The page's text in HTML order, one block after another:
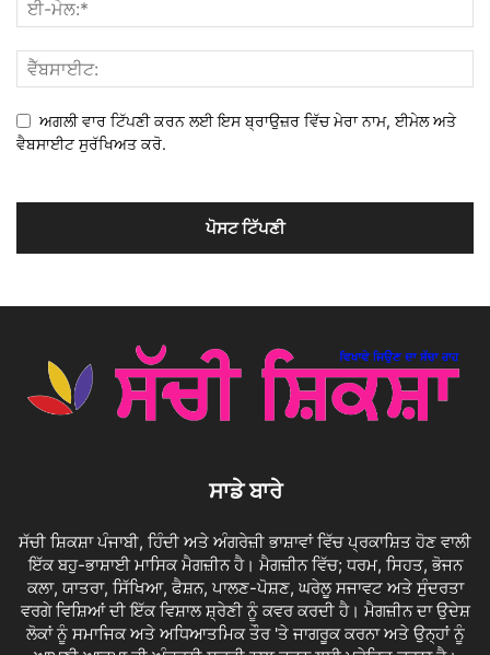
ਅਗਲੀ ਵਾਰ ਟਿੱਪਣੀ ਕਰਨ ਲਈ ਇਸ ਬ੍ਰਾਉਜ਼ਰ ਵਿੱਚ ਮੇਰਾ ਨਾਮ, ਈਮੇਲ ਅਤੇ
ਵੈਬਸਾਈਟ ਸੁਰੱਖਿਅਤ ਕਰੋ.
ਸਾਡੇ ਬਾਰੇ
ਸੱਚੀ ਸ਼ਿਕਸ਼ਾ ਪੰਜਾਬੀ, ਹਿੰਦੀ ਅਤੇ ਅੰਗਰੇਜ਼ੀ ਭਾਸ਼ਾਵਾਂ ਵਿੱਚ ਪ੍ਰਕਾਸ਼ਿਤ ਹੋਣ ਵਾਲੀ
ਇੱਕ ਬਹੁ-ਭਾਸ਼ਾਈ ਮਾਸਿਕ ਮੈਗਜ਼ੀਨ ਹੈ। ਮੈਗਜ਼ੀਨ ਵਿੱਚ; ਧਰਮ, ਸਿਹਤ, ਭੋਜਨ
ਕਲਾ, ਯਾਤਰਾ, ਸਿੱਖਿਆ, ਫੈਸ਼ਨ, ਪਾਲਣ-ਪੋਸ਼ਣ, ਘਰੇਲੂ ਸਜਾਵਟ ਅਤੇ ਸੁੰਦਰਤਾ
ਵਰਗੇ ਵਿਸ਼ਿਆਂ ਦੀ ਇੱਕ ਵਿਸ਼ਾਲ ਸ਼੍ਰੇਣੀ ਨੂੰ ਕਵਰ ਕਰਦੀ ਹੈ। ਮੈਗਜ਼ੀਨ ਦਾ ਉਦੇਸ਼
ਲੋਕਾਂ ਨੂੰ ਸਮਾਜਿਕ ਅਤੇ ਅਧਿਆਤਮਿਕ ਤੌਰ 'ਤੇ ਜਾਗਰੂਕ ਕਰਨਾ ਅਤੇ ਉਨ੍ਹਾਂ ਨੂੰ